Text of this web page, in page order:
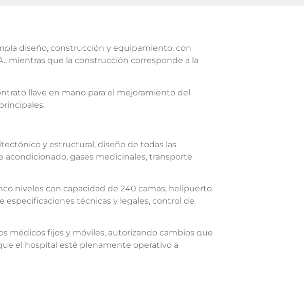
diseño, construcción y equipamiento, con
mientras que la construcción corresponde a la
llave en mano para el mejoramiento del
y estructural, diseño de todas las
acondicionado, gases medicinales, transporte
niveles con capacidad de 240 camas, helipuerto
especificaciones técnicas y legales, control de
médicos fijos y móviles, autorizando cambios que
el hospital esté plenamente operativo a